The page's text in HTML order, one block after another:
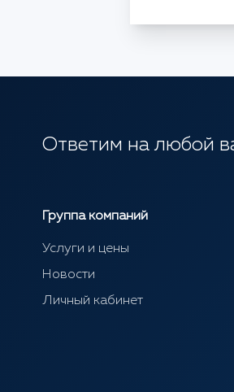
Ответим на любой
Группа компаний
Услуги и цены
Новости
Личный кабинет